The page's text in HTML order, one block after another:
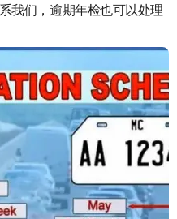
我们，逾期年检也可以处理